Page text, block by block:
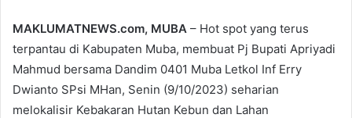
MAKLUMATNEWS.com, MUBA – Hot spot yang terus
terpantau di Kabupaten Muba, membuat Pj Bupati Apriyadi
Mahmud bersama Dandim 0401 Muba Letkol Inf Erry
Dwianto SPsi MHan, Senin (9/10/2023) seharian
melokalisir Kebakaran Hutan Kebun dan Lahan